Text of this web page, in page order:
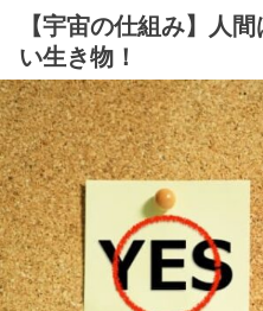
【宇宙の仕組み】人
い生き物！